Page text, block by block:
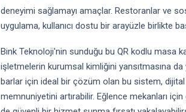
deneyimi sağlamayı amaçlar. Restoranlar ve
uygulama, kullanıcı dostu bir arayüzle birlikte
Bink Teknoloji'nin sunduğu bu QR kodlu masa
işletmelerin kurumsal kimliğini yansıtmasına
barlar için ideal bir çözüm olan bu sistem,
memnuniyetini artırabilir. Eğlence mekanları